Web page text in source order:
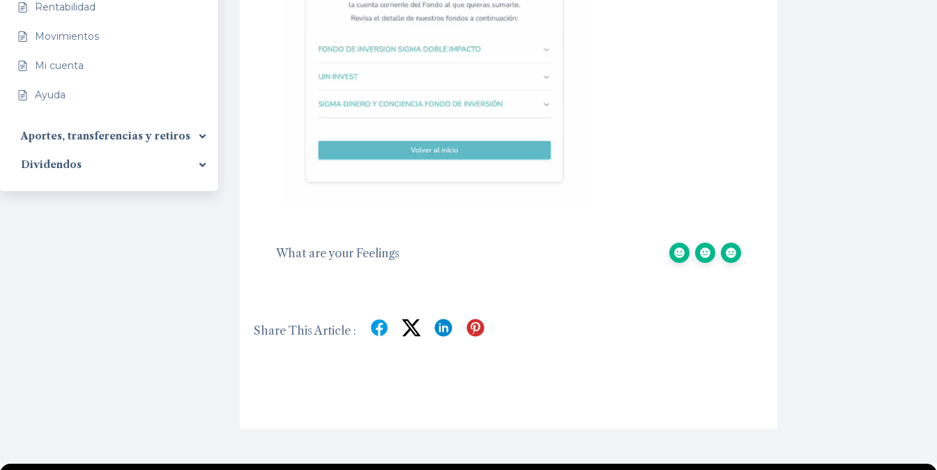
Rentabilidad
Movimientos
Mi cuenta
Ayuda
Aportes, transferencias y retiros
Dividendos
What are your Feelings
Share This Article :